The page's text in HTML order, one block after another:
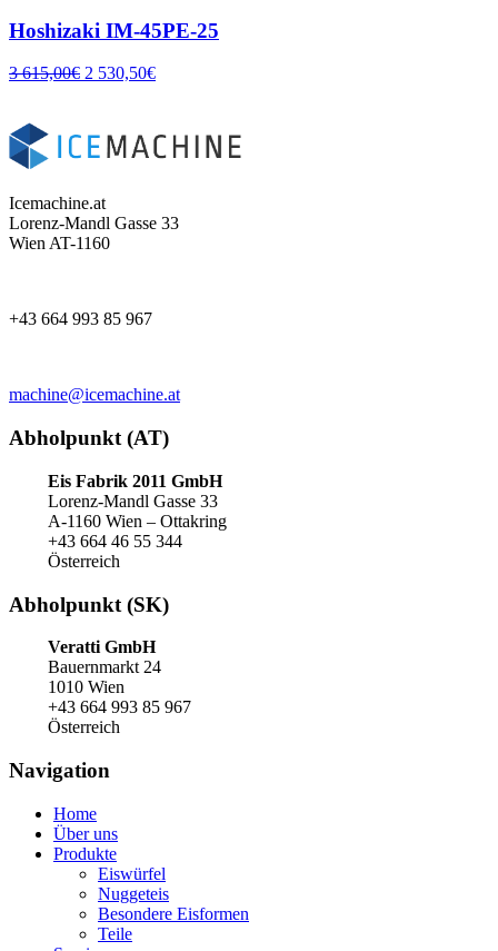
Hoshizaki IM-45PE-25
3 615,00€ 2 530,50€
Icemachine.at
Lorenz-Mandl Gasse 33
Wien AT-1160
+43 664 993 85 967
machine@icemachine.at
Abholpunkt (AT)
Eis Fabrik 2011 GmbH
Lorenz-Mandl Gasse 33
A-1160 Wien – Ottakring
+43 664 46 55 344
Österreich
Abholpunkt (SK)
Veratti GmbH
Bauernmarkt 24
1010 Wien
+43 664 993 85 967
Österreich
Navigation
Home
Über uns
Produkte
Eiswürfel
Nuggeteis
Besondere Eisformen
Teile